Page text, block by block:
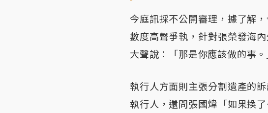
今庭訊採不公開審理，據了解
數度高聲爭執，針對張榮發海
大聲說：「那是你應該做的事。
執行人方面則主張分割遺產的
執行人，還問張國煒「如果換